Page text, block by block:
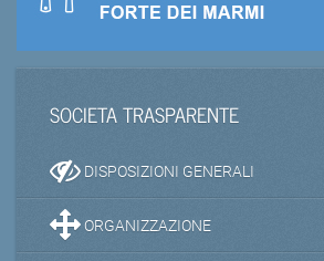
SOCIETA TRASPARENTE
DISPOSIZIONI GENERALI
ORGANIZZAZIONE